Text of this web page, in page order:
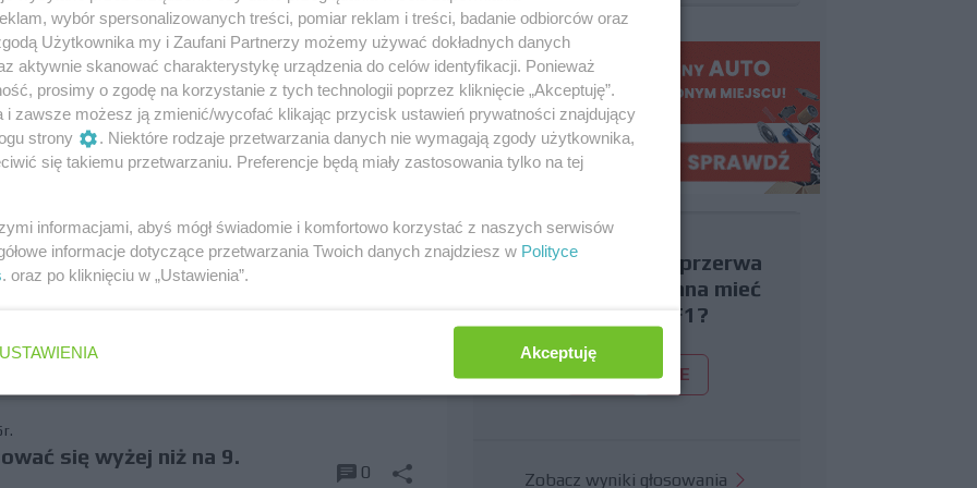
Gasly'ego
,punkty,kwalifikacje,sprint
0
Alpine po błędzie w SQ1
saudyjskiej
się wyżej niż na 9.
0
Czy uważasz, że przerwa
wakacyjna powinna mieć
miejsce w F1?
TAK NIE
Zobacz wyniki głosowania
wybór spersonalizowanych treści, pomiar reklam i treści, badanie odbiorców oraz
Użytkownika my i Zaufani Partnerzy możemy używać dokładnych danych
aktywnie skanować charakterystykę urządzenia do celów identyfikacji. Ponieważ
prosimy o zgodę na korzystanie z tych technologii poprzez kliknięcie „Akceptuję”.
i zawsze możesz ją zmienić/wycofać klikając przycisk ustawień prywatności znajdujący
strony
. Niektóre rodzaje przetwarzania danych nie wymagają zgody użytkownika,
się takiemu przetwarzaniu. Preferencje będą miały zastosowania tylko na tej
informacjami, abyś mógł świadomie i komfortowo korzystać z naszych serwisów
informacje dotyczące przetwarzania Twoich danych znajdziesz w Polityce
. oraz po kliknięciu w „Ustawienia”.
USTAWIENIA Akceptuję